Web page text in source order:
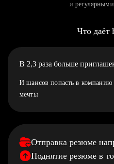
и
Что даёт
В 2,3 раза больше
И шансов попасть в компанию
мечты
Отправка резюме
Поднятие резюме в